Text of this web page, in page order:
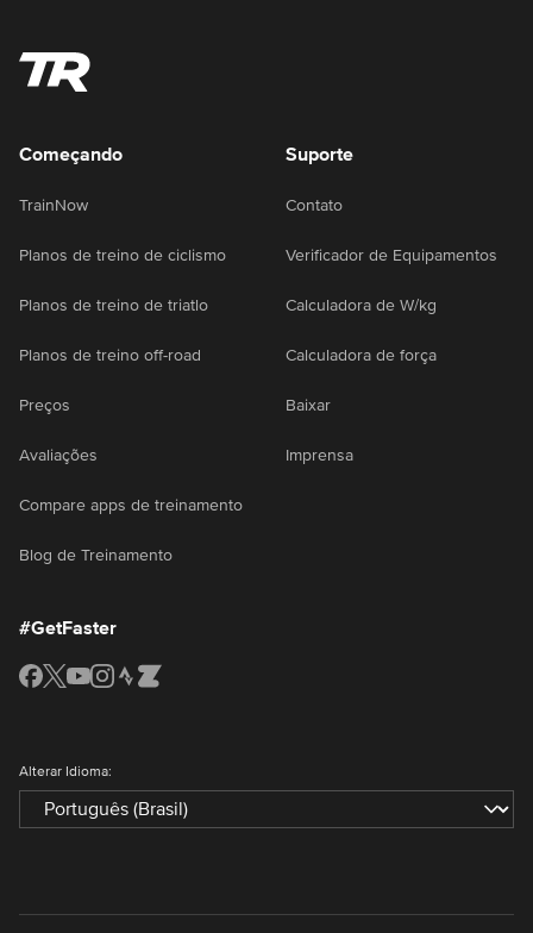
Começando
TrainNow
Planos de treino de ciclismo
Planos de treino de triatlo
Planos de treino off-road
Preços
Avaliações
Compare apps de treinamento
Blog de Treinamento
Suporte
Contato
Verificador de Equipamentos
Calculadora de W/kg
Calculadora de força
Baixar
Imprensa
#GetFaster
Alterar Idioma: